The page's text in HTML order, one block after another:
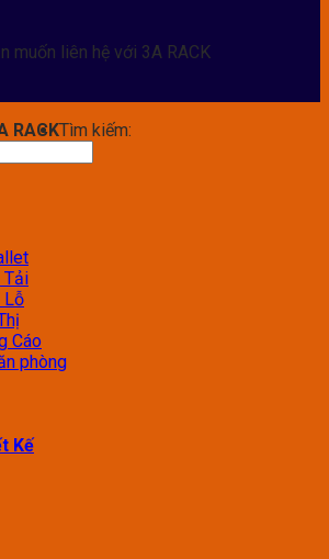
muốn liên hệ với 3A RACK
RACKTìm kiếm:
Tải
Lỗ
Cáo
phòng
Kế